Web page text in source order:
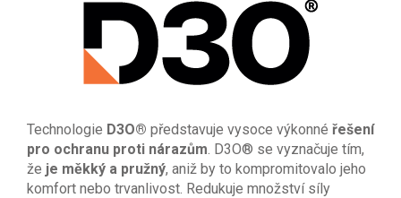
Technologie D3O® představuje vysoce výkonné řešení
pro ochranu proti nárazům . D3O® se vyznačuje tím,
že je měkký a pružný, aniž by to kompromitovalo jeho
komfort nebo trvanlivost. Redukuje množství síly